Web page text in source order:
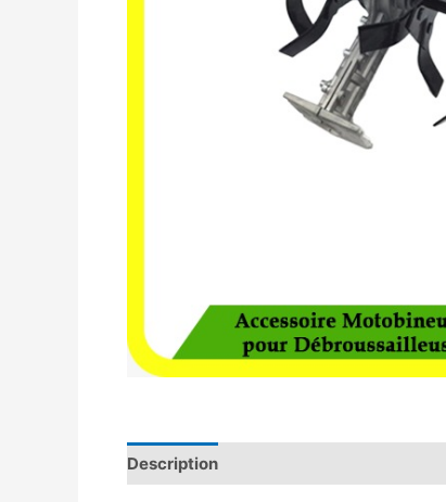
Description